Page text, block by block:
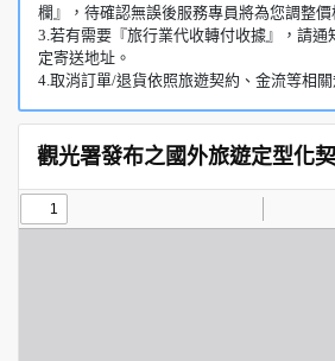
欄』，待確認無誤後服務專員將為您調整價
3.若有需要『旅行業代收轉付收據』，請通
定寄送地址。
4.取消訂單/退貨依照旅遊契約、金流等相關
觀光署發布之國外旅遊定型化